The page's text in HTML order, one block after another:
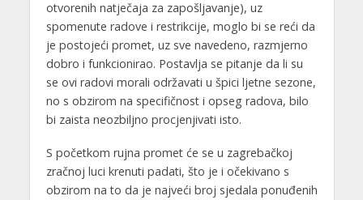
otvorenih natječaja za zapošljavanje), uz
spomenute radove i restrikcije, moglo bi se reći da
je postojeći promet, uz sve navedeno, razmjerno
dobro i funkcionirao. Postavlja se pitanje da li su
se ovi radovi morali održavati u špici ljetne sezone,
no s obzirom na specifičnost i opseg radova, bilo
bi zaista neozbiljno procjenjivati isto.
S početkom rujna promet će se u zagrebačkoj
zračnoj luci krenuti padati, što je i očekivano s
obzirom na to da je najveći broj sjedala ponuđenih